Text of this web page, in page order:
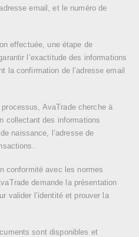
email, et le numéro de
effectuée, une étape de
l’exactitude des informations
la confirmation de l’adresse email
AvaTrade cherche à
collectant des informations
naissance, l’adresse de
conformité avec les normes
demande la présentation
valider l’identité et prouver la
sont disponibles et